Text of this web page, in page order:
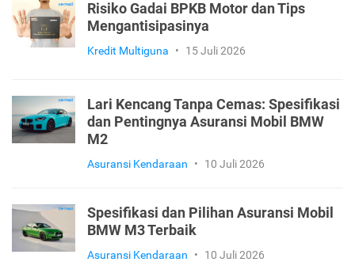
Risiko Gadai BPKB Motor dan Tips
Mengantisipasinya
Kredit Multiguna • 15 Juli 2026
Lari Kencang Tanpa Cemas: Spesifikasi
dan Pentingnya Asuransi Mobil BMW
M2
Asuransi Kendaraan • 10 Juli 2026
Spesifikasi dan Pilihan Asuransi Mobil
BMW M3 Terbaik
Asuransi Kendaraan • 10 Juli 2026